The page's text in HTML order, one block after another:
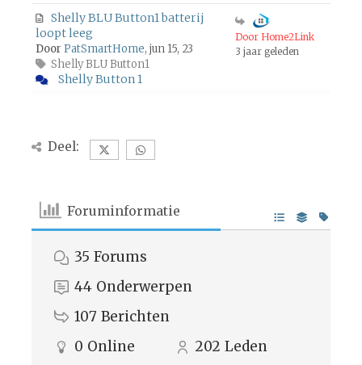
Shelly BLU Button1 batterij
loopt leeg
Door PatSmartHome, jun 15, 23
Shelly BLU Button1
Shelly Button 1
Door Home2Link
3 jaar geleden
Deel:
Foruminformatie
35 Forums
44 Onderwerpen
107 Berichten
0 Online 202 Leden